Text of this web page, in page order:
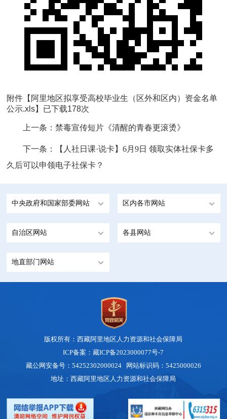
附件【 阿里地区拟享受高校毕业生（区外和区内）资金名单
公示.xls】已下载178次
上一条：禁毒宣传短片《清醒的青春更滚烫》
下一条：
【人社日课·说卡】6月9日 领取实体社保卡多
久后可以申领电子社保卡？
中央政府和国家部委网站 区内各市网站
自治区网站 各县网站
地直部门网站
版权所有：西藏阿里地区人力资源和社会保障局
ICP备案：藏ICP备2023000077号-7
藏公网安备号：54252302000024 网站标识码：5425000026
地址：西藏阿里地区人力资源和社会保障局